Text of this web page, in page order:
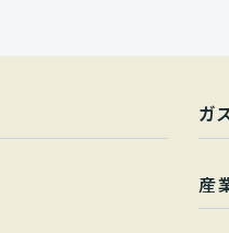
ガ
産